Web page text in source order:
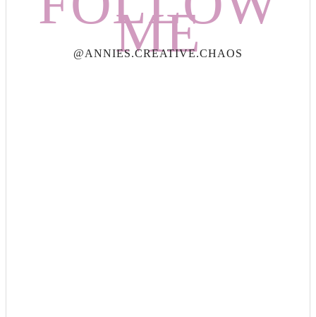
ME
@ANNIES.CREATIVE.CHAOS